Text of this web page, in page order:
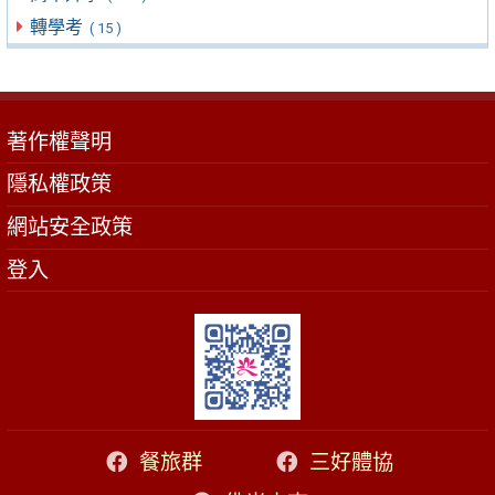
轉學考 ( 15 )
著作權聲明
隱私權政策
網站安全政策
登入
餐旅群
三好體協